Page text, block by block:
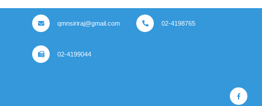
qmnsiriraj@gmail.com 02-4198765
02-4199044